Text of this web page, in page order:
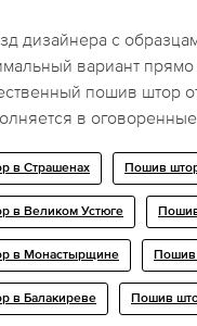
дизайнера с
вариант
пошив штор
в
в Страшенах Пошив
в Великом Устюге
в Монастырщине Пошив
в Балакиреве Пошив